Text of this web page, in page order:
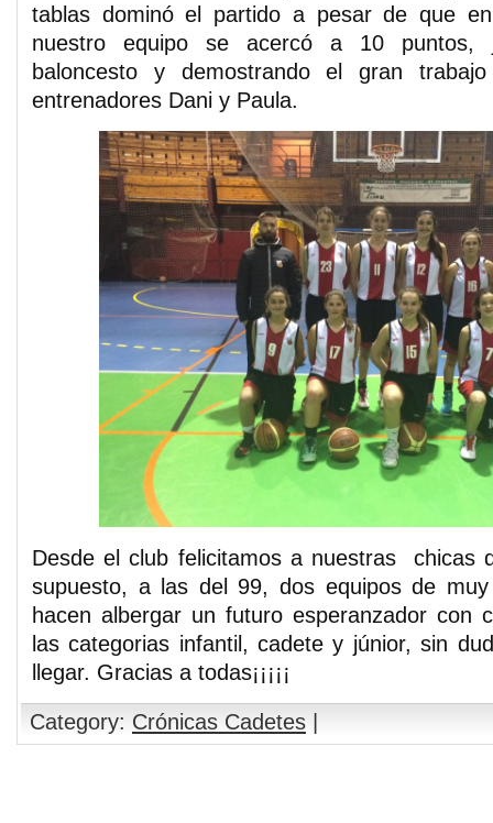
tablas dominó el partido a pesar de que
nuestro equipo se acercó a 10 puntos,
baloncesto y demostrando el gran
entrenadores Dani y Paula.
Desde el club felicitamos a nuestras chicas
supuesto, a las del 99, dos equipos de
hacen albergar un futuro esperanzador con
las categorias infantil, cadete y júnior, sin
llegar. Gracias a todas¡¡¡¡¡
Category: Crónicas Cadetes